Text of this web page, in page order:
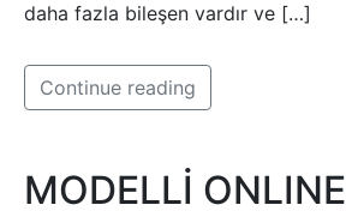
daha fazla bileşen vardır ve […]
Continue reading
MODELLİ ONLINE